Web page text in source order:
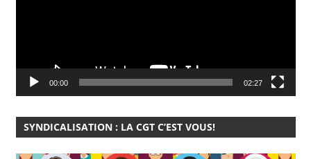
00:00 02:27
SYNDICALISATION : LA CGT C’EST VOUS!